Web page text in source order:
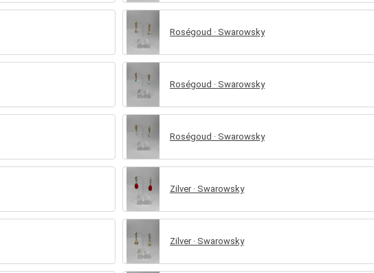
Roségoud · Swarowsky
Roségoud · Swarowsky
Roségoud · Swarowsky
Zilver · Swarowsky
Zilver · Swarowsky